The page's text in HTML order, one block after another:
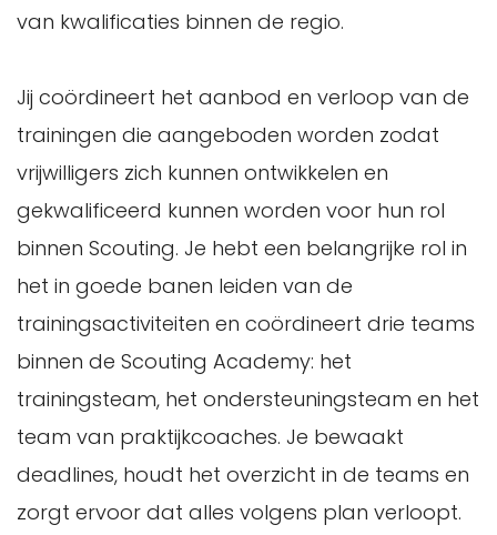
van kwalificaties binnen de regio.
Jij coördineert het aanbod en verloop van de
trainingen die aangeboden worden zodat
vrijwilligers zich kunnen ontwikkelen en
gekwalificeerd kunnen worden voor hun rol
binnen Scouting. Je hebt een belangrijke rol in
het in goede banen leiden van de
trainingsactiviteiten en coördineert drie teams
binnen de Scouting Academy: het
trainingsteam, het ondersteuningsteam en het
team van praktijkcoaches. Je bewaakt
deadlines, houdt het overzicht in de teams en
zorgt ervoor dat alles volgens plan verloopt.